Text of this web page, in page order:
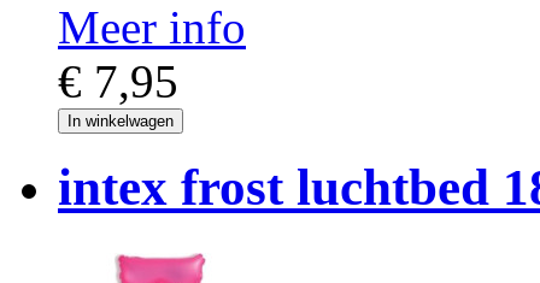
Meer info
€ 7,95
In winkelwagen
intex frost luchtbed